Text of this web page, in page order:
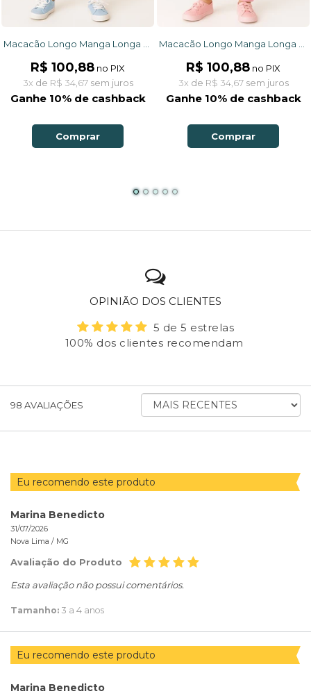
R$ 100,88 no PIX
3x de R$ 34,67sem juros
Ganhe 10% de cashback
Comprar
R$ 100,88 no PIX
3x de R$ 34,67sem juros
Ganhe 10% de cashback
Comprar
OPINIÃO DOS CLIENTES
5 de 5 estrelas
100% dos clientes recomendam
98 AVALIAÇÕES
ORDENAR
AVALIAÇÕES
Eu recomendo este produto
Marina Benedicto
31/07/2026
Nova Lima / MG
Avaliação do Produto
Esta avaliação não possui comentários.
Tamanho: 3 a 4 anos
Eu recomendo este produto
Marina Benedicto